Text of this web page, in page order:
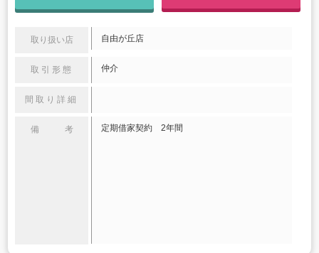
取り扱い店 自由が丘店
取引形態 仲介
間取り詳細
備 考 定期借家契約 2年間